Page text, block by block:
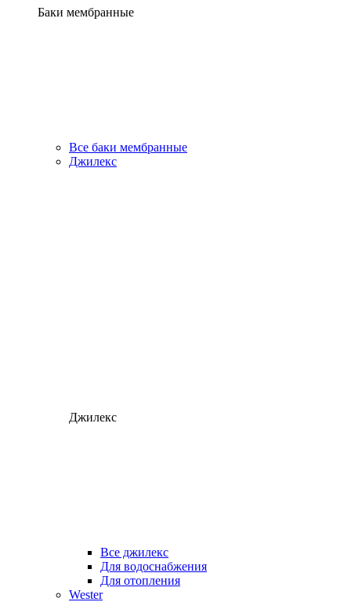
Баки мембранные
Все баки мембранные
Джилекс
Джилекс
Все джилекс
Для водоснабжения
Для отопления
Wester